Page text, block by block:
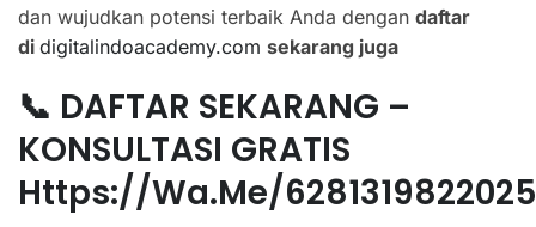
dan wujudkan potensi terbaik Anda dengan daftar
di digitalindoacademy.com sekarang juga
📞 DAFTAR SEKARANG –
KONSULTASI GRATIS
Https://wa.me/6281319822025